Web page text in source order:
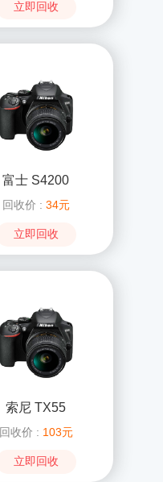
立即回收
富士 S4200
回收价 : 34元
立即回收
索尼 TX55
回收价 : 103元
立即回收